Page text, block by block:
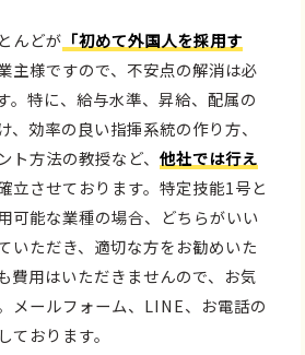
んどが 「初めて外国人を採用す
主様ですので、不安点の解消は必
。特に、給与水準、昇給、配属の
、効率の良い指揮系統の作り方、
ト方法の教授など、他社では行え
立させております。特定技能1号と
可能な業種の場合、どちらがいい
いただき、適切な方をお勧めいた
費用はいただきませんので、お気
メールフォーム、LINE、お電話の
ております。